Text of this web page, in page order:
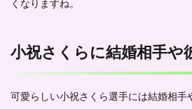
くなりますね。
小祝さくらに結婚相手や
可愛らしい小祝さくら選手には結婚相手